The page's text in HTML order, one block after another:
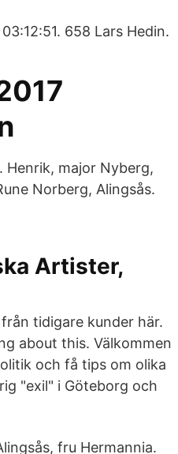
658 Lars Hedin.
Henrik, major Nyberg,
Norberg, Alingsås.
Artister,
tidigare kunder här.
about this. Välkommen
och få tips om olika
"exil" i Göteborg och
fru Hermannia.